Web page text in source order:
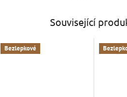
Související
Bezlepkové